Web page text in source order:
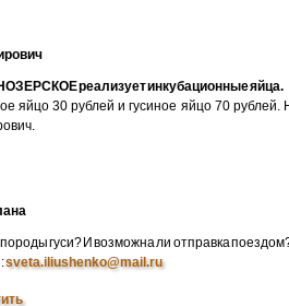
реализует инкубационные яйца.
яйцо 30 рублей и гусиное яйцо 70
гуси? И возможна ли отправка
sveta.iliushenko@mail.ru